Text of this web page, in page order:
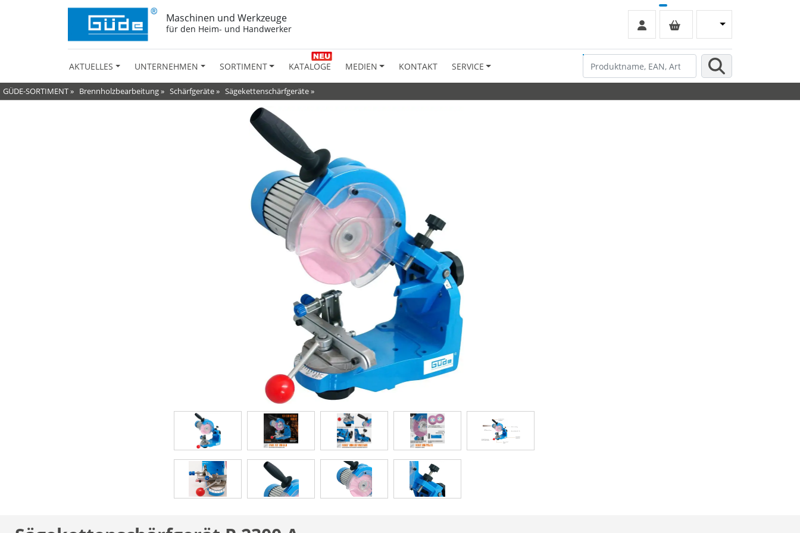
Maschinen und Werkzeuge
für den Heim- und Handwerker
AKTUELLES UNTERNEHMEN SORTIMENT KATALOGE MEDIEN KONTAKT SERVICE
GÜDE-SORTIMENT» Brennholzbearbeitung» Schärfgeräte» Sägekettenschärfgeräte»